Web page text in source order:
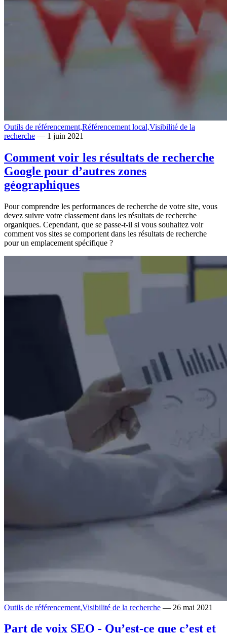
Outils de référencement,Référencement local,Visibilité de la
recherche — 1 juin 2021
Comment voir les résultats de recherche
Google pour d’autres zones
géographiques
Pour comprendre les performances de recherche de votre site, vous
devez suivre votre classement dans les résultats de recherche
organiques. Cependant, que se passe-t-il si vous souhaitez voir
comment vos sites se comportent dans les résultats de recherche
pour un emplacement spécifique ?
Outils de référencement,Visibilité de la recherche — 26 mai 2021
Part de voix SEO - Qu’est-ce que c’est et